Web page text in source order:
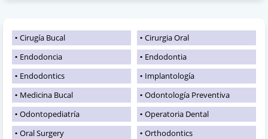
Cirugía Bucal
Cirurgia Oral
Endodoncia
Endodontia
Endodontics
Implantología
Medicina Bucal
Odontología Preventiva
Odontopediatría
Operatoria Dental
Oral Surgery
Orthodontics